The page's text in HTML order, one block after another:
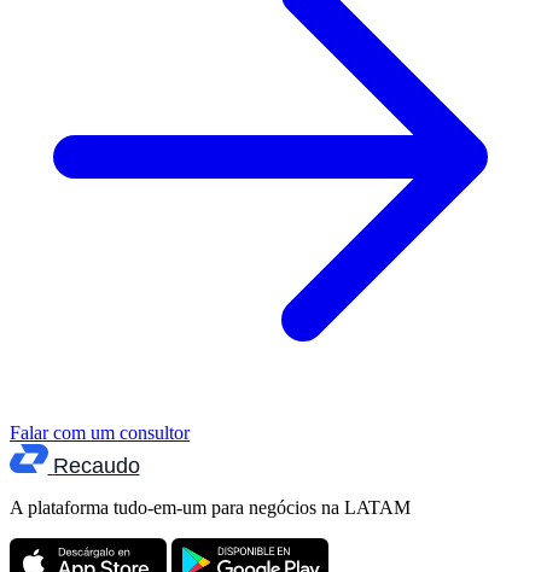
Falar com um consultor
Recaudo
A plataforma tudo-em-um para negócios na LATAM